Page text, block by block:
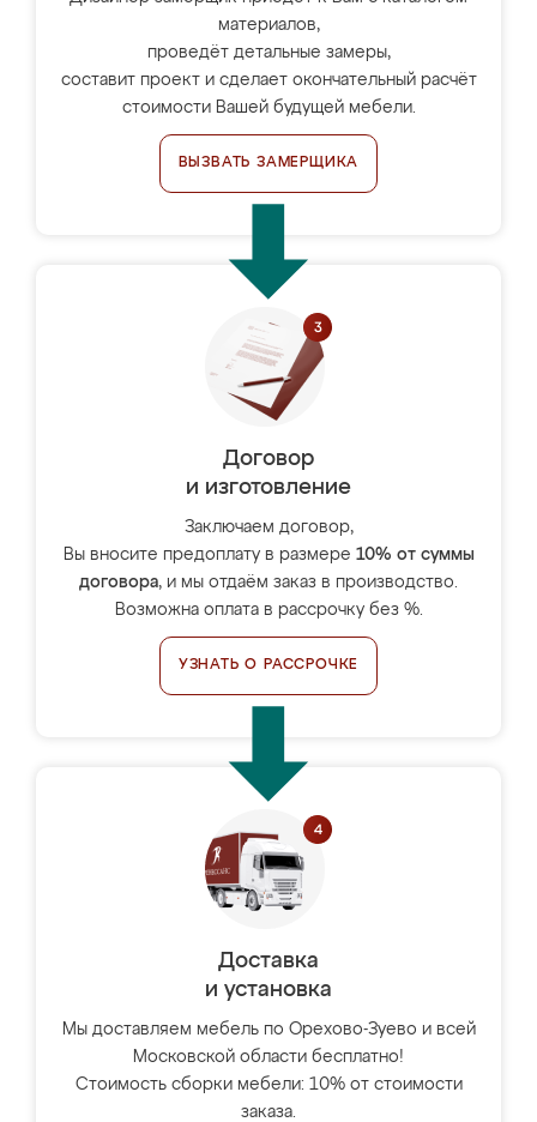
материалов,
проведёт детальные замеры,
составит проект и сделает окончательный расчёт
стоимости Вашей будущей мебели.
ВЫЗВАТЬ ЗАМЕРЩИКА
Договор
и изготовление
Заключаем договор,
Вы вносите предоплату в размере 10% от суммы
договора, и мы отдаём заказ в производство.
Возможна оплата в рассрочку без %.
УЗНАТЬ О РАССРОЧКЕ
Доставка
и установка
Мы доставляем мебель по Орехово-Зуево и всей
Московской области бесплатно!
Стоимость сборки мебели: 10% от стоимости
заказа.